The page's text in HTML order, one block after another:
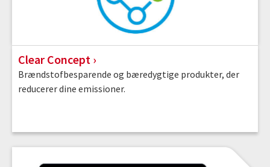
Clear Concept
Brændstofbesparende og bæredygtige produkter, der
reducerer dine emissioner.